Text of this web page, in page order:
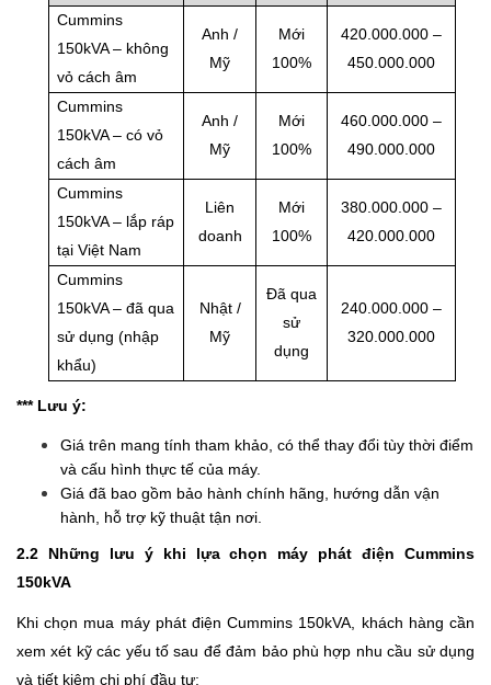
Cummins
150kVA – không
vỏ cách âm
Anh /
Mỹ
Mới
100%
420.000.000 –
450.000.000
Cummins
150kVA – có vỏ
cách âm
Anh /
Mỹ
Mới
100%
460.000.000 –
490.000.000
Cummins
150kVA – lắp ráp
tại Việt Nam
Liên
doanh
Mới
100%
380.000.000 –
420.000.000
Cummins
150kVA – đã qua
sử dụng (nhập
khẩu)
Nhật /
Mỹ
Đã qua
sử
dụng
240.000.000 –
320.000.000
*** Lưu ý:
Giá trên mang tính tham khảo, có thể thay đổi tùy thời điểm
và cấu hình thực tế của máy.
Giá đã bao gồm bảo hành chính hãng, hướng dẫn vận
hành, hỗ trợ kỹ thuật tận nơi.
2.2 Những lưu ý khi lựa chọn máy phát điện Cummins
150kVA
Khi chọn mua máy phát điện Cummins 150kVA, khách hàng cần
xem xét kỹ các yếu tố sau để đảm bảo phù hợp nhu cầu sử dụng
và tiết kiệm chi phí đầu tư: